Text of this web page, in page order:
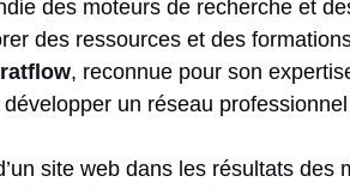
des moteurs de recherche et
des ressources et des
, reconnue pour son
un réseau
site web dans les résultats des